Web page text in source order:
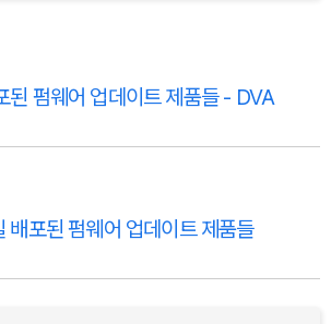
된 펌웨어 업데이트 제품들 - DVA
포된 펌웨어 업데이트 제품들